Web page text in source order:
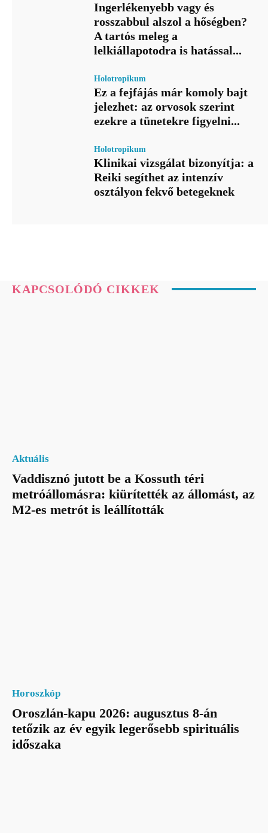
Ingerlékenyebb vagy és
rosszabbul alszol a hőségben?
A tartós meleg a
lelkiállapotodra is hatással...
Holotropikum
Ez a fejfájás már komoly bajt
jelezhet: az orvosok szerint
ezekre a tünetekre figyelni...
Holotropikum
Klinikai vizsgálat bizonyítja: a
Reiki segíthet az intenzív
osztályon fekvő betegeknek
KAPCSOLÓDÓ CIKKEK
Aktuális
Vaddisznó jutott be a Kossuth téri
metróállomásra: kiürítették az állomást, az
M2-es metrót is leállították
Horoszkóp
Oroszlán-kapu 2026: augusztus 8-án
tetőzik az év egyik legerősebb spirituális
időszaka